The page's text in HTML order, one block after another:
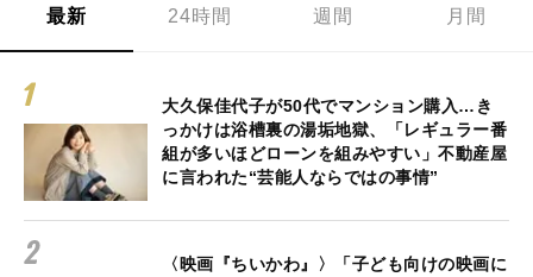
最新 24時間 週間 月間
大久保佳代子が50代でマンション購入…き
っかけは浴槽裏の湯垢地獄、「レギュラー番
組が多いほどローンを組みやすい」不動産屋
に言われた“芸能人ならではの事情”
〈映画『ちいかわ』〉「子ども向けの映画に